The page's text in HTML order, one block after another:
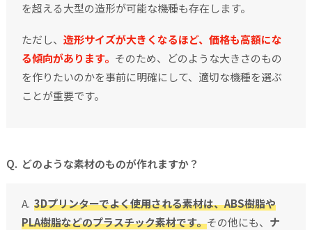
を超える大型の造形が可能な機種も存在します。
ただし、造形サイズが大きくなるほど、価格も高額にな
る傾向があります。 そのため、どのような大きさのもの
を作りたいのかを事前に明確にして、適切な機種を選ぶ
ことが重要です。
どのような素材のものが作れますか？
3Dプリンターでよく使用される素材は、ABS樹脂や
PLA樹脂などのプラスチック素材です。その他にも、 ナ